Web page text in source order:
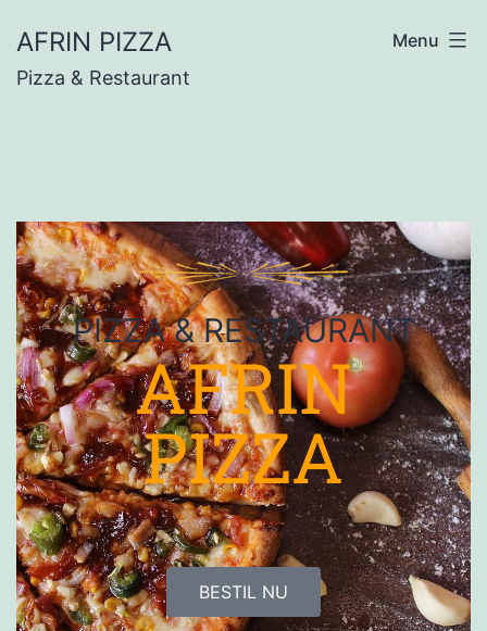
AFRIN PIZZA
Pizza & Restaurant
Menu
PIZZA & RESTAURANT
AFRIN
PIZZA
BESTIL NU